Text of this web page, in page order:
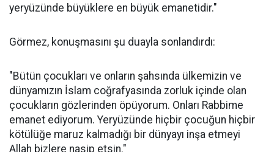
yeryüzünde büyüklere en büyük emanetidir."
Görmez, konuşmasını şu duayla sonlandırdı:
"Bütün çocukları ve onların şahsında ülkemizin ve
dünyamızın İslam coğrafyasında zorluk içinde olan
çocukların gözlerinden öpüyorum. Onları Rabbime
emanet ediyorum. Yeryüzünde hiçbir çocuğun hiçbir
kötülüğe maruz kalmadığı bir dünyayı inşa etmeyi
Allah bizlere nasip etsin."